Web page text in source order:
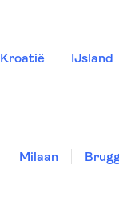
Kroatië IJsland
Milaan